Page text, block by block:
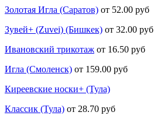
Золотая Игла (Саратов) от 52.00 руб
Зувей+ (Zuvei) (Бишкек) от 32.00 руб
Ивановский трикотаж от 16.50 руб
Игла (Смоленск) от 159.00 руб
Киреевские носки+ (Тула)
Классик (Тула) от 28.70 руб